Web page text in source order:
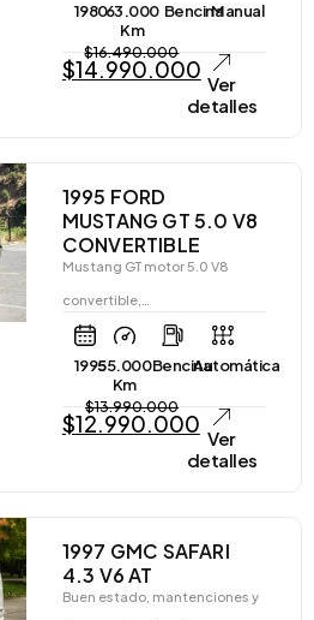
198063.000
Km
BencinaManual
$16.490.000
$14.990.000
Ver
detalles
1995 FORD
MUSTANG GT 5.0 V8
CONVERTIBLE
Mustang GT motor 5.0 V8
convertible,…
199555.000
Km
BencinaAutomática
$13.990.000
$12.990.000
Ver
detalles
1997 GMC SAFARI
4.3 V6 AT
Buen estado, mantenciones y